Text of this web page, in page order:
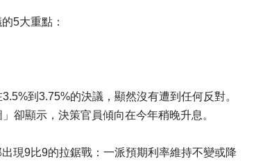
5大重點：
到3.75%的決議，顯然沒有遭到任何反對。
卻顯示，決策官員傾向在今年稍晚升息。
現9比9的拉鋸戰：一派預期利率維持不變或降